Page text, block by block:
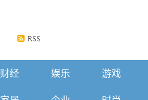
财经 娱乐 游戏